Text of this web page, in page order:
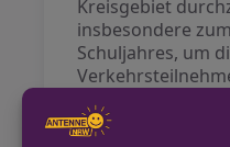
Kreisgebiet
insbesondere
Schuljahres, um
Kontakt für